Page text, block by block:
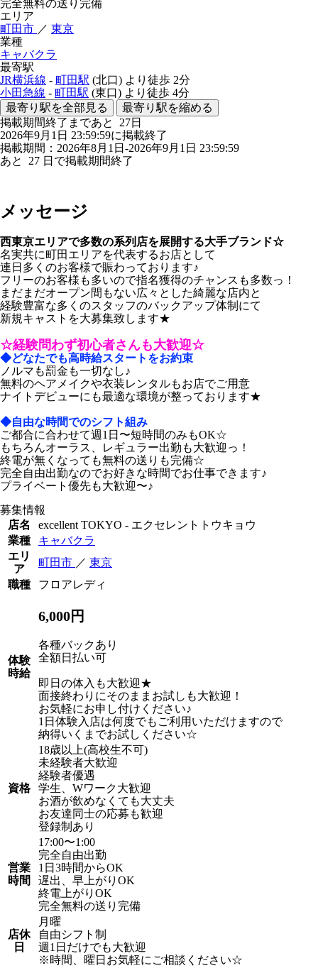
完全無料の送り完備
エリア
町田市 ／ 東京
業種
キャバクラ
最寄駅
JR横浜線 - 町田駅 (北口) より徒歩 2分
小田急線 - 町田駅 (東口) より徒歩 4分
最寄り駅を全部見る
最寄り駅を縮める
掲載期間終了まであと 27日
2026年9月1日 23:59:59に掲載終了
掲載期間：2026年8月1日-2026年9月1日 23:59:59
あと 27 日で掲載期間終了
メッセージ
西東京エリアで多数の系列店を展開する大手ブランド☆
名実共に町田エリアを代表するお店として
連日多くのお客様で賑わっております♪
フリーのお客様も多いので指名獲得のチャンスも多数っ！
まだまだオープン間もない広々とした綺麗な店内と
経験豊富な多くのスタッフのバックアップ体制にて
新規キャストを大募集致します★
☆経験問わず初心者さんも大歓迎☆
◆どなたでも高時給スタートをお約束
ノルマも罰金も一切なし♪
無料のヘアメイクや衣装レンタルもお店でご用意
ナイトデビューにも最適な環境が整っております★
◆自由な時間でのシフト組み
ご都合に合わせて週1日〜短時間のみもOK☆
もちろんオーラス、レギュラー出勤も大歓迎っ！
終電が無くなっても無料の送りも完備☆
完全自由出勤なのでお好きな時間でお仕事できます♪
プライベート優先も大歓迎〜♪
募集情報
店名
excellent TOKYO - エクセレントトウキョウ
業種
キャバクラ
エリ
ア
町田市 ／ 東京
職種
フロアレディ
体験
時給
6,000円
各種バックあり
全額日払い可
即日の体入も大歓迎★
面接終わりにそのままお試しも大歓迎！
お気軽にお申し付けください♪
1日体験入店は何度でもご利用いただけますので
納得いくまでお試しください☆
資格
18歳以上(高校生不可)
未経験者大歓迎
経験者優遇
学生、Wワーク大歓迎
お酒が飲めなくても大丈夫
お友達同士の応募も歓迎
登録制あり
営業
時間
17:00〜1:00
完全自由出勤
1日3時間からOK
遅出、早上がりOK
終電上がりOK
完全無料の送り完備
店休
日
月曜
自由シフト制
週1日だけでも大歓迎
※時間、曜日お気軽にご相談ください☆